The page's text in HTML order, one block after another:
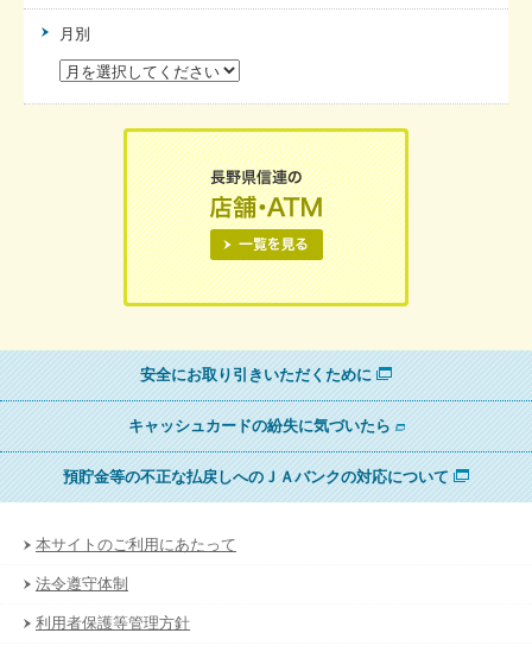
月別
安全にお取り引きいただくために
キャッシュカードの紛失に気づいたら
預貯金等の不正な払戻しへのＪＡバンクの対応について
本サイトのご利用にあたって
法令遵守体制
利用者保護等管理方針